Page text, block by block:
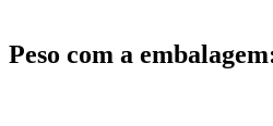
Peso com a